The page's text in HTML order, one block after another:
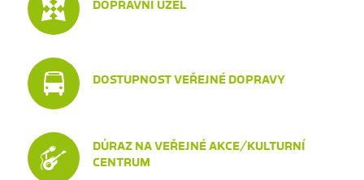
DOPRAVNÍ UZEL
DOSTUPNOST VEŘEJNÉ DOPRAVY
DŮRAZ NA VEŘEJNÉ AKCE/KULTURNÍ
CENTRUM